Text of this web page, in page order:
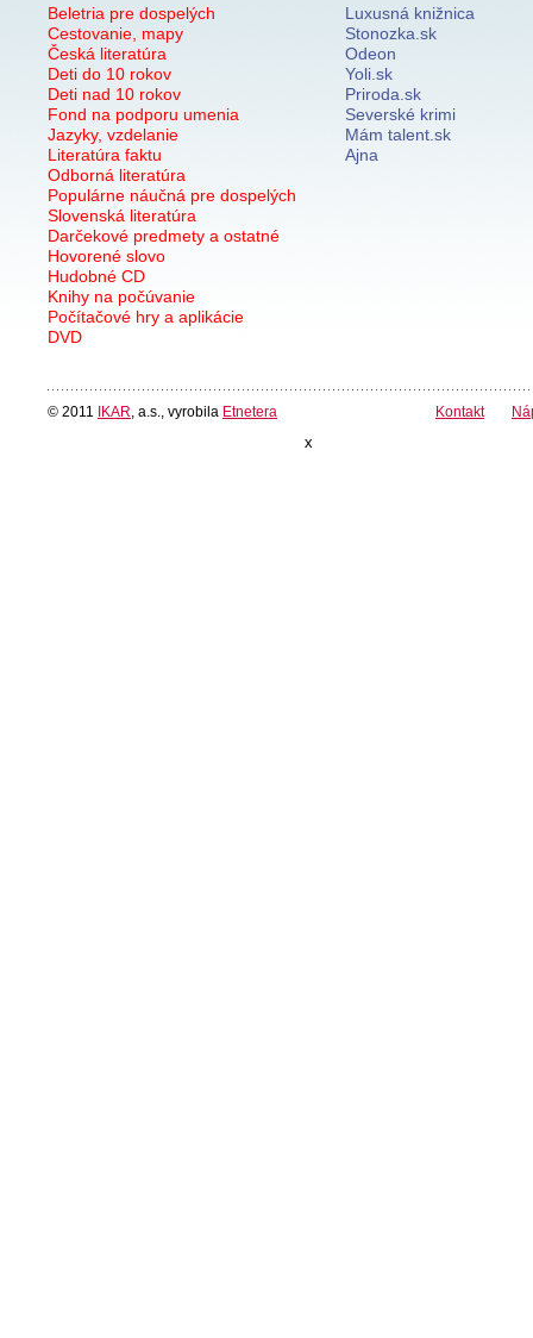
Beletria pre dospelých
Cestovanie, mapy
Česká literatúra
Deti do 10 rokov
Deti nad 10 rokov
Fond na podporu umenia
Jazyky, vzdelanie
Literatúra faktu
Odborná literatúra
Populárne náučná pre dospelých
Slovenská literatúra
Darčekové predmety a ostatné
Hovorené slovo
Hudobné CD
Knihy na počúvanie
Počítačové hry a aplikácie
DVD
Luxusná knižnica
Stonozka.sk
Odeon
Yoli.sk
Priroda.sk
Severské krimi
Mám talent.sk
Ajna
© 2011 IKAR , a.s., vyrobila Etnetera Kontakt
x